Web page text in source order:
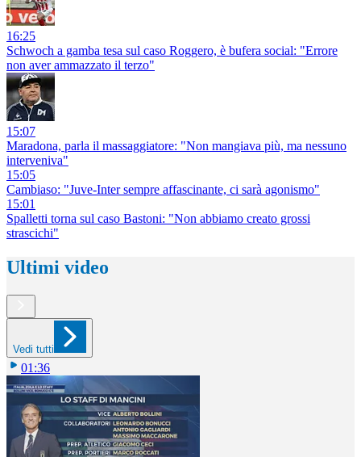
16:25
Schwoch a gamba tesa sul caso Roggero, è bufera social: "Errore
non aver ammazzato il terzo"
15:07
Maradona, parla il massaggiatore: "Non mangiava più, ma nessuno
interveniva"
15:05
Cambiaso: "Juve-Inter sempre affascinante, ci sarà agonismo"
15:01
Spalletti torna sul caso Bastoni: "Non abbiamo creato grossi
strascichi"
Ultimi video
Vedi tutti
01:36